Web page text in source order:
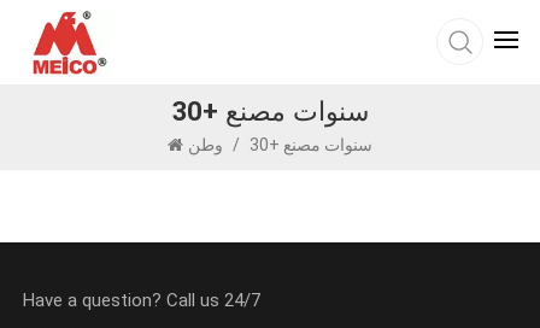
30+ سنوات مصنع
/ 30+ سنوات مصنع
Have a question? Call us 24/7